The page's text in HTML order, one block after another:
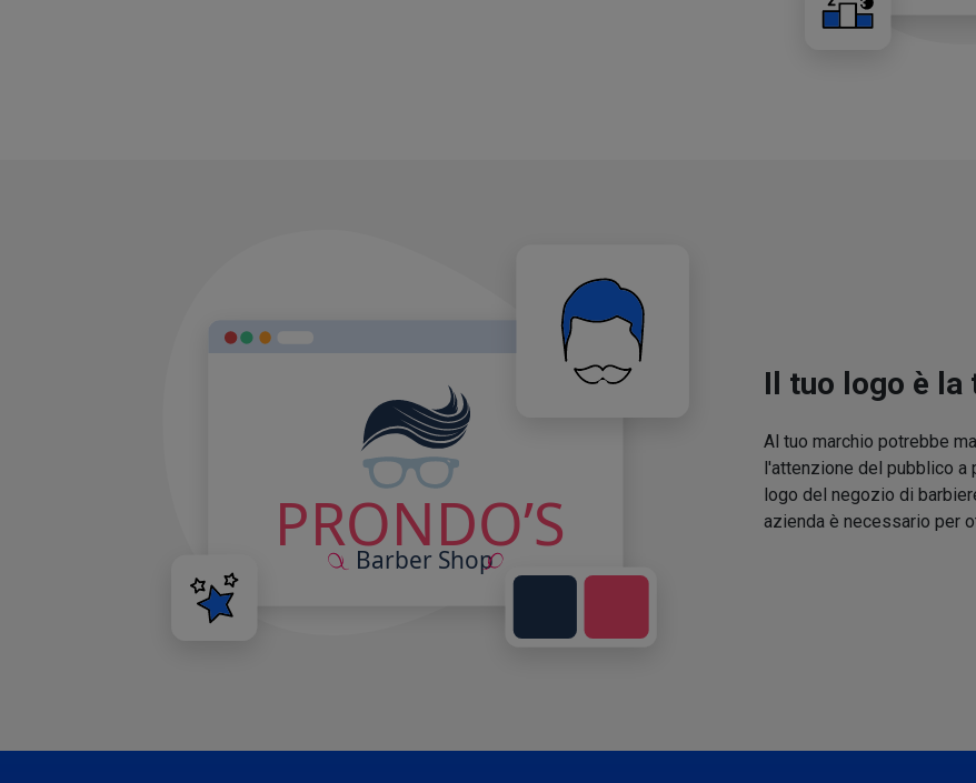
Il tuo logo è la
Al tuo marchio potrebbe
l'attenzione del pubblico a
logo del negozio di
azienda è necessario per